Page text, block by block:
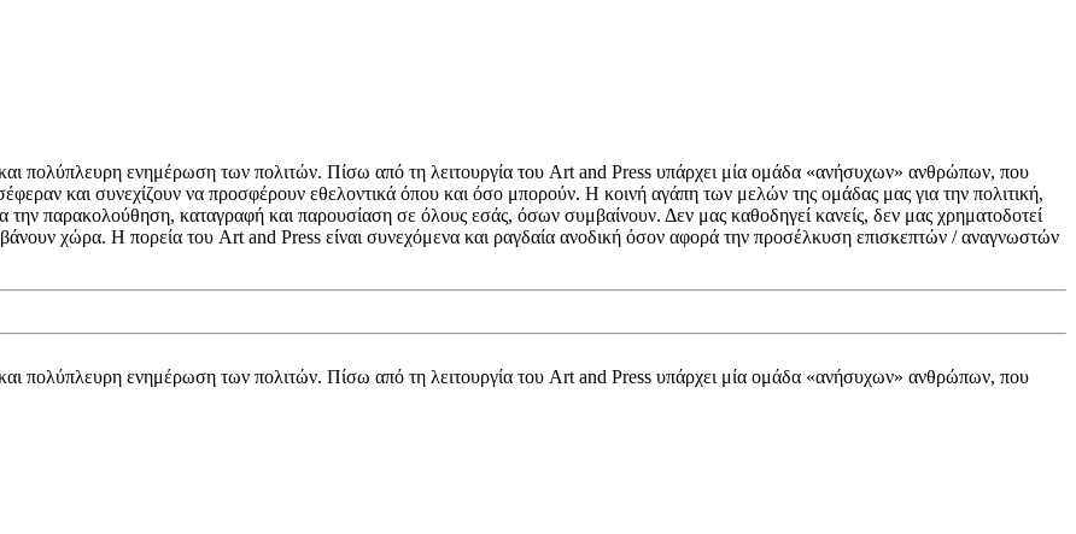
πολύπλευρη ενημέρωση των πολιτών. Πίσω από τη λειτουργία του Art and Press υπάρχει μία ομάδα «ανήσυχων» ανθρώπων, που
και συνεχίζουν να προσφέρουν εθελοντικά όπου και όσο μπορούν. Η κοινή αγάπη των μελών της ομάδας μας για την πολιτική,
την παρακολούθηση, καταγραφή και παρουσίαση σε όλους εσάς, όσων συμβαίνουν. Δεν μας καθοδηγεί κανείς, δεν μας χρηματοδοτεί
χώρα. Η πορεία του Art and Press είναι συνεχόμενα και ραγδαία ανοδική όσον αφορά την προσέλκυση επισκεπτών / αναγνωστών
πολύπλευρη ενημέρωση των πολιτών. Πίσω από τη λειτουργία του Art and Press υπάρχει μία ομάδα «ανήσυχων» ανθρώπων, που